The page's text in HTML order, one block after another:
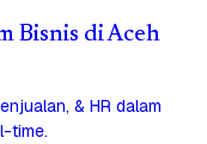
Bisnis di Aceh
& HR dalam
time.